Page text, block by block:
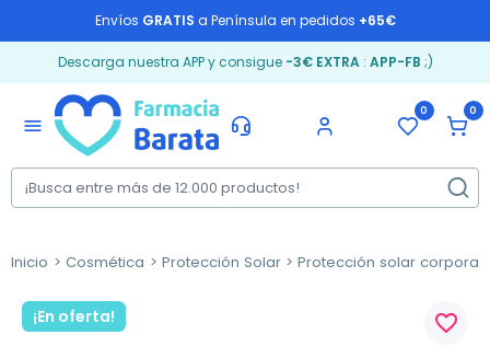
Envíos GRATIS a Península en pedidos +65€
Descarga nuestra APP y consigue -3€ EXTRA: APP-FB ;)
menu
0 0
Inicio Cosmética Protección Solar Protección solar corporal
¡En oferta! favorite_border